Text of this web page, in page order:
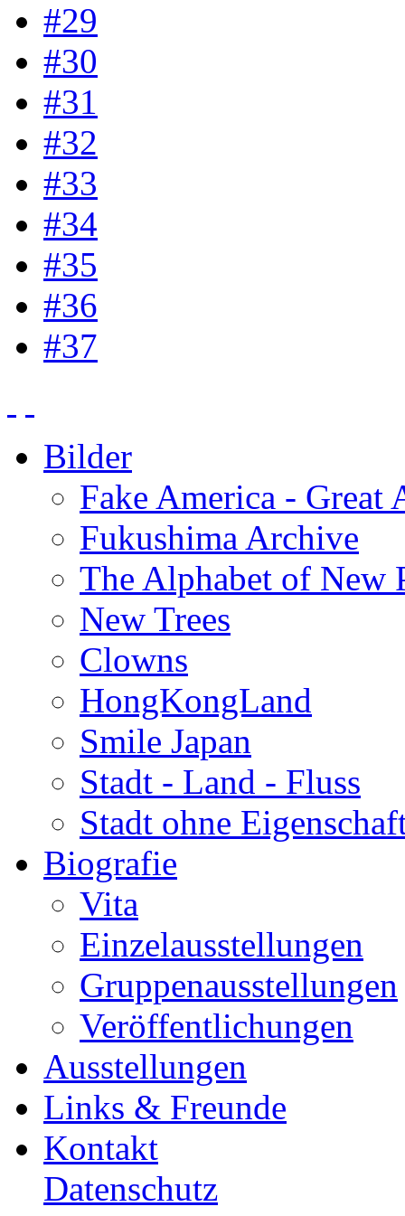
#29
#30
#31
#32
#33
#34
#35
#36
#37
Bilder
Fake America - Great
Fukushima Archive
The Alphabet of New
New Trees
Clowns
HongKongLand
Smile Japan
Stadt - Land - Fluss
Stadt ohne
Biografie
Vita
Einzelausstellungen
Gruppenausstellungen
Veröffentlichungen
Ausstellungen
Links & Freunde
Kontakt
Datenschutz